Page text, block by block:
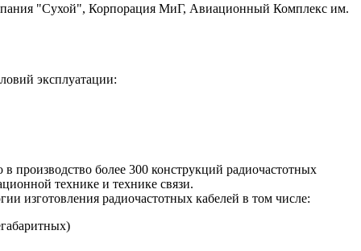
"Сухой", Корпорация МиГ, Авиационный Комплекс им.
эксплуатации:
производство более 300 конструкций радиочастотных
технике и технике связи.
изготовления радиочастотных кабелей в том числе: